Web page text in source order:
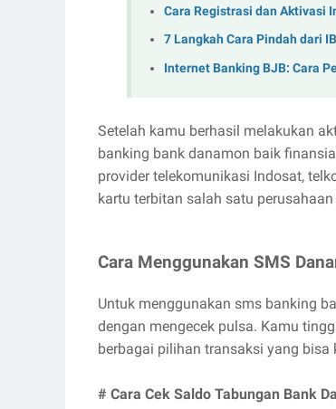
Cara Registrasi dan Aktivasi
7 Langkah Cara Pindah dari
Internet Banking BJB: Cara
Setelah kamu berhasil melakukan
banking bank danamon baik
provider telekomunikasi Indosat,
kartu terbitan salah satu perusahaan
Cara Menggunakan SMS
Untuk menggunakan sms banking
dengan mengecek pulsa. Kamu
berbagai pilihan transaksi yang bisa
# Cara Cek Saldo Tabungan Bank